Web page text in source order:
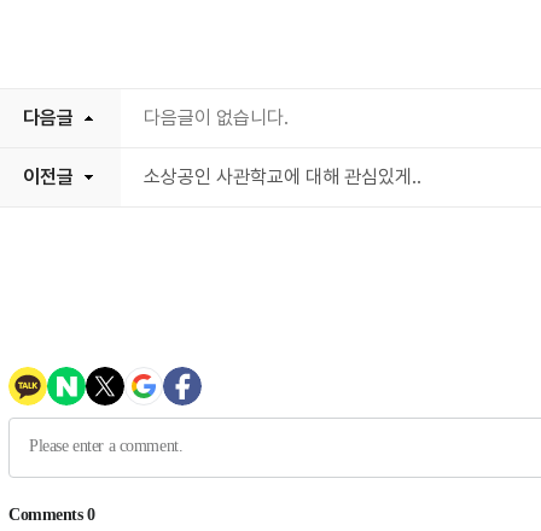
다음글 다음글이 없습니다.
이전글 소상공인 사관학교에 대해 관심있게..